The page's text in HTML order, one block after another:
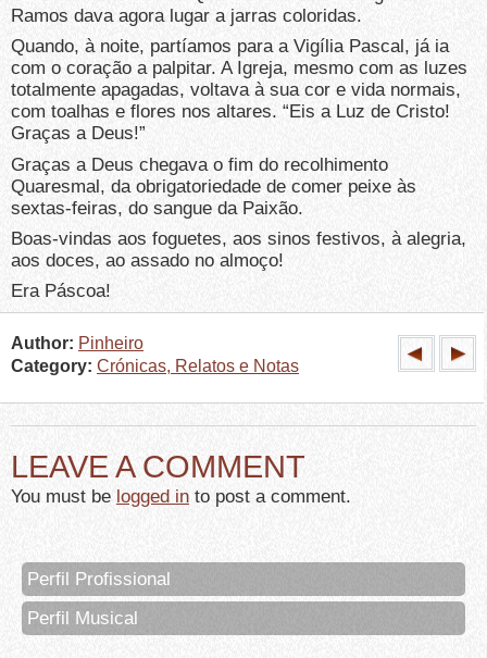
Ramos dava agora lugar a jarras coloridas.
Quando, à noite, partíamos para a Vigília Pascal, já ia
com o coração a palpitar. A Igreja, mesmo com as luzes
totalmente apagadas, voltava à sua cor e vida normais,
com toalhas e flores nos altares. “Eis a Luz de Cristo!
Graças a Deus!”
Graças a Deus chegava o fim do recolhimento
Quaresmal, da obrigatoriedade de comer peixe às
sextas-feiras, do sangue da Paixão.
Boas-vindas aos foguetes, aos sinos festivos, à alegria,
aos doces, ao assado no almoço!
Era Páscoa!
Author: Pinheiro
Category: Crónicas, Relatos e Notas
LEAVE A COMMENT
You must be logged in to post a comment.
Perfil Profissional
Perfil Musical